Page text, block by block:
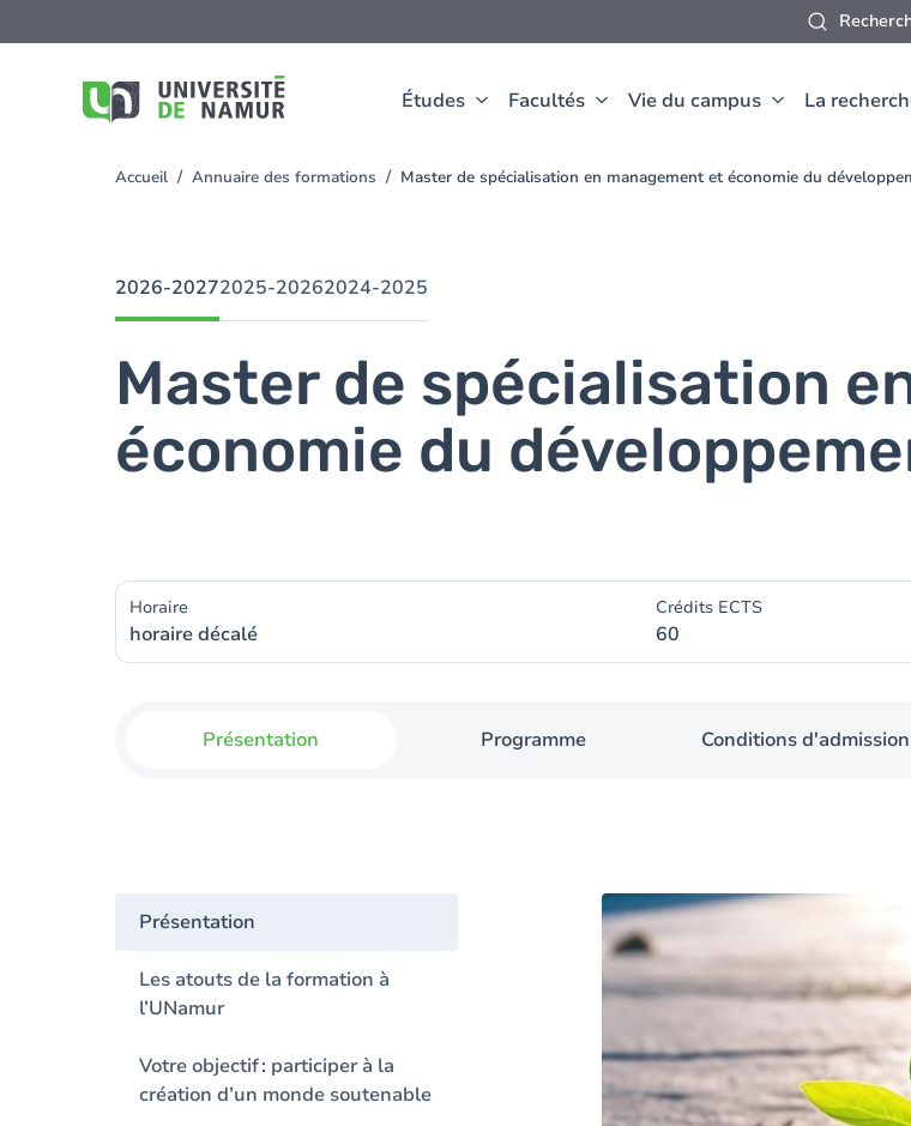
Études Facultés Vie du campus La
au
You
Accueil Annuaire des formations Master de spécialisation en management et économie du
2026-20272025-20262024-2025
Master de spécialisation
économie du
Horaire
horaire décalé
Crédits ECTS
60
Présentation Programme Conditions d'admission
Présentation
Les atouts de la formation à
l’UNamur
Votre objectif : participer à la
création d’un monde soutenable